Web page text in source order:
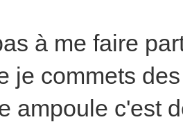
à me faire
je commets
ampoule c'est